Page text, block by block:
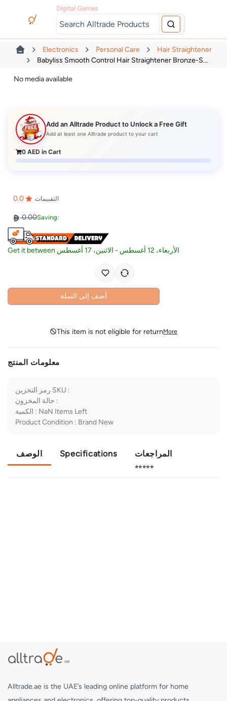
Digital Games
Electronics Personal Care
Hair Straightener
Babyliss Smooth Control Hair Straightener Bronze-S...
No media available
Add an Alltrade Product to Unlock a Free Gift
Add at least one Alltrade product to your cart
0 AED in Cart
0.0 التقييمات
0.00Saving:
Get it between الأربعاء، 12 أغسطس - الاثنين، 17 أغسطس
أضف إلى السلة
This item is not eligible for returnMore
معلومات المنتج
رمز التخزين SKU :
حالة المخزون :
الكمية : NaN Items Left
Product Condition : Brand New
الوصف Specifications المراجعات
⭐⭐⭐⭐⭐
Alltrade.ae is the UAE’s leading online platform for home